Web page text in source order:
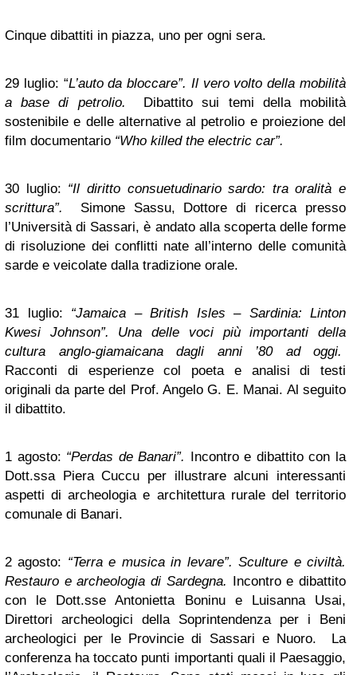
Cinque dibattiti in piazza, uno per ogni sera.
29 luglio: “L’auto da bloccare”. Il vero volto della mobilità
a base di petrolio. Dibattito sui temi della mobilità
sostenibile e delle alternative al petrolio e proiezione del
film documentario “Who killed the electric car”.
30 luglio: “Il diritto consuetudinario sardo: tra oralità e
scrittura”. Simone Sassu, Dottore di ricerca presso
l’Università di Sassari, è andato alla scoperta delle forme
di risoluzione dei conflitti nate all’interno delle comunità
sarde e veicolate dalla tradizione orale.
31 luglio: “Jamaica – British Isles – Sardinia: Linton
Kwesi Johnson”. Una delle voci più importanti della
cultura anglo-giamaicana dagli anni ’80 ad oggi.
Racconti di esperienze col poeta e analisi di testi
originali da parte del Prof. Angelo G. E. Manai. Al seguito
il dibattito.
1 agosto: “Perdas de Banari”. Incontro e dibattito con la
Dott.ssa Piera Cuccu per illustrare alcuni interessanti
aspetti di archeologia e architettura rurale del territorio
comunale di Banari.
2 agosto: “Terra e musica in levare”. Sculture e civiltà.
Restauro e archeologia di Sardegna. Incontro e dibattito
con le Dott.sse Antonietta Boninu e Luisanna Usai,
Direttori archeologici della Soprintendenza per i Beni
archeologici per le Provincie di Sassari e Nuoro. La
conferenza ha toccato punti importanti quali il Paesaggio,